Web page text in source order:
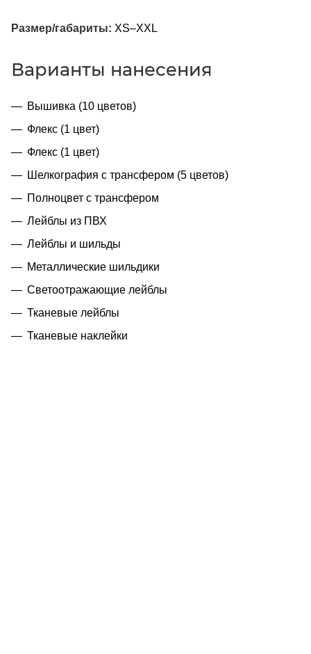
Размер/габариты: XS–XXL
Варианты нанесения
Вышивка (10 цветов)
Флекс (1 цвет)
Флекс (1 цвет)
Шелкография с трансфером (5 цветов)
Полноцвет с трансфером
Лейблы из ПВХ
Лейблы и шильды
Металлические шильдики
Светоотражающие лейблы
Тканевые лейблы
Тканевые наклейки